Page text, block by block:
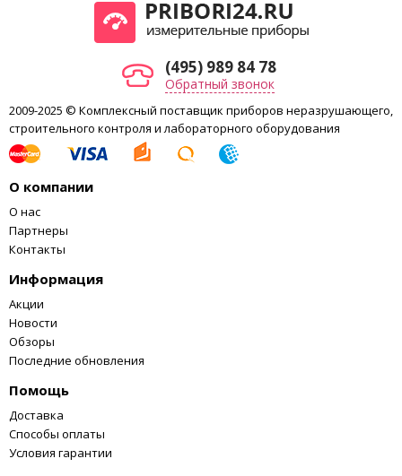
(495) 989 84 78
Обратный звонок
2009-2025 © Комплексный поставщик приборов неразрушающего,
строительного контроля и лабораторного оборудования
О компании
О нас
Партнеры
Контакты
Информация
Акции
Новости
Обзоры
Последние обновления
Помощь
Доставка
Способы оплаты
Условия гарантии